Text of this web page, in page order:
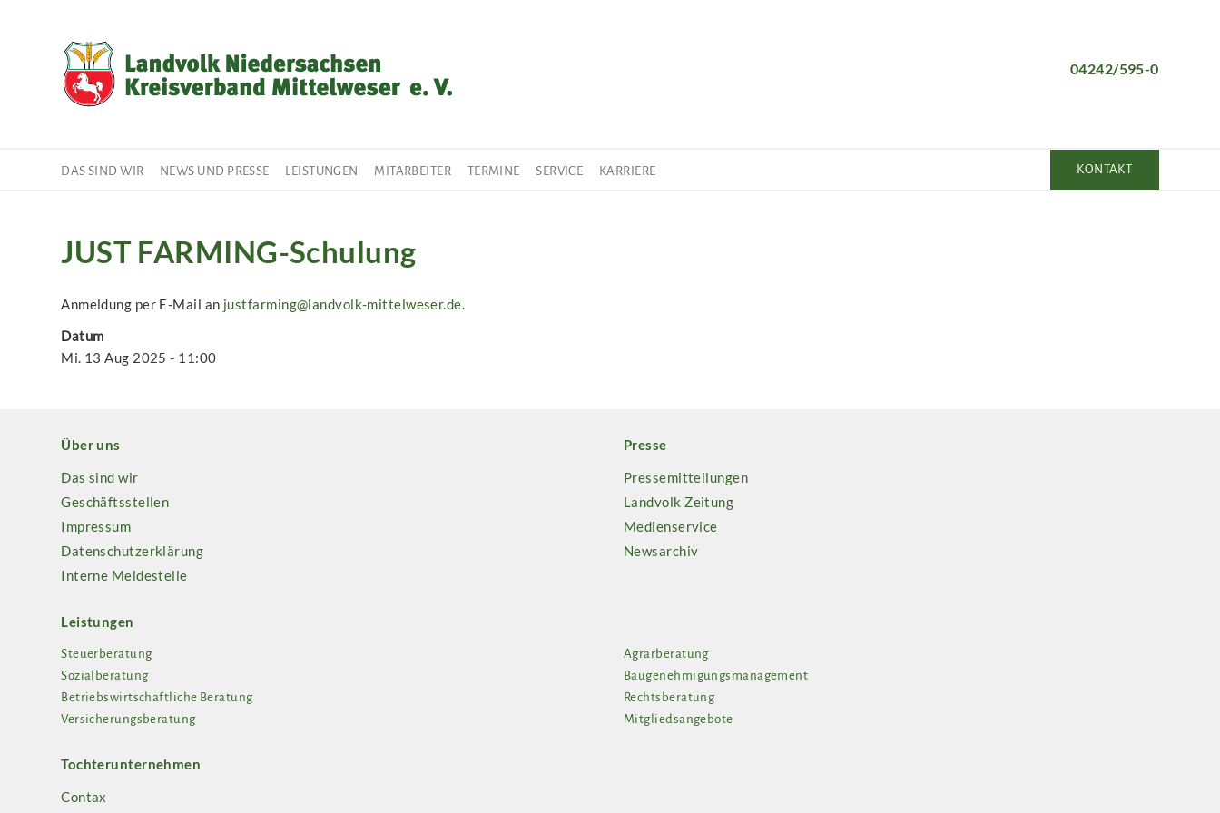
04242/595-0
DAS SIND WIR NEWS UND PRESSE LEISTUNGEN MITARBEITER TERMINE SERVICE KARRIERE KONTAKT
JUST FARMING-Schulung
Anmeldung per E-Mail an justfarming@landvolk-mittelweser.de.
Datum
Mi. 13 Aug 2025 - 11:00
Über uns
Das sind wir
Geschäftsstellen
Impressum
Datenschutzerklärung
Interne Meldestelle
Presse
Pressemitteilungen
Landvolk Zeitung
Medienservice
Newsarchiv
Leistungen
Steuerberatung
Agrarberatung
Sozialberatung
Baugenehmigungsmanagement
Betriebswirtschaftliche Beratung
Rechtsberatung
Versicherungsberatung
Mitgliedsangebote
Tochterunternehmen
Contax